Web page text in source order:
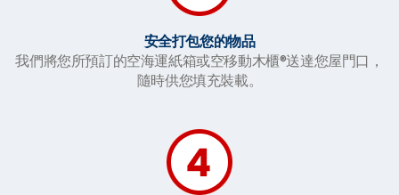
安全打包您的物品
我們將您所預訂的空海運紙箱或空移動木櫃®送達您屋門口，
隨時供您填充裝載。